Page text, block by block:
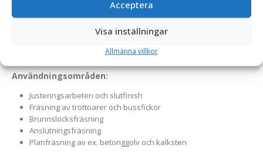
Acceptera
Visa inställningar
Allmänna villkor
Optimerad för effektiv användning med
minimalt underhåll
Kan även användas till att planfräsa ex. betong
Användningsområden:
Justeringsarbeten och slutfinish
Fräsning av trottoarer och bussfickor
Brunnslocksfräsning
Anslutningsfräsning
Planfräsning av ex. betonggolv och kalksten